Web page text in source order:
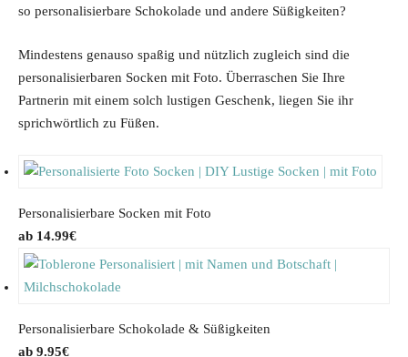
so personalisierbare Schokolade und andere Süßigkeiten?
Mindestens genauso spaßig und nützlich zugleich sind die
personalisierbaren Socken mit Foto. Überraschen Sie Ihre
Partnerin mit einem solch lustigen Geschenk, liegen Sie ihr
sprichwörtlich zu Füßen.
Personalisierbare Socken mit Foto
14.99€
Personalisierbare Schokolade & Süßigkeiten
9.95€